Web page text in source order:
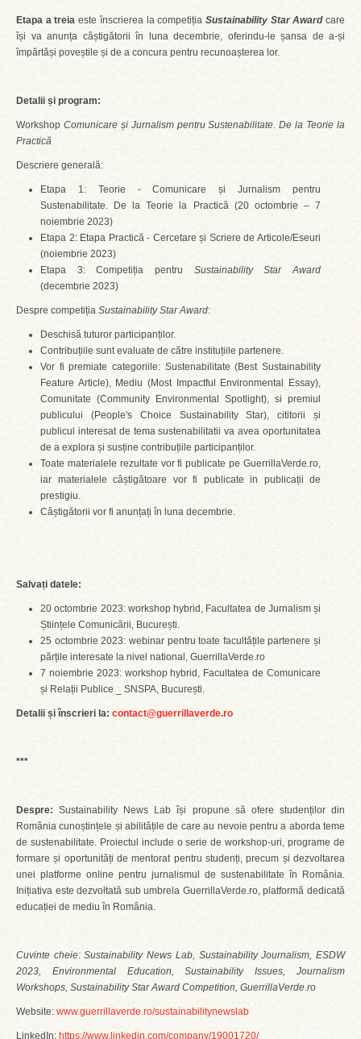
Etapa a treiaeste înscrierea la competiția Sustainability Star Awardcare
își va anunța câștigătorii în luna decembrie, oferindu-le șansa de a-și
împărtăși poveștile și de a concura pentru recunoașterea lor.
Detalii și program:
Workshop Comunicare și Jurnalism pentru Sustenabilitate. De la Teorie la
Practică
Descriere generală:
Etapa 1: Teorie - Comunicare și Jurnalism pentru
Sustenabilitate. De la Teorie la Practică (20 octombrie – 7
noiembrie 2023)
Etapa 2: Etapa Practică - Cercetare și Scriere de Articole/Eseuri
(noiembrie 2023)
Etapa 3: Competiția pentru Sustainability Star Award
(decembrie 2023)
Despre competiția Sustainability Star Award:
Deschisă tuturor participanților.
Contribuțiile sunt evaluate de către instituțiile partenere.
Vor fi premiate categoriile: Sustenabilitate (Best Sustainability
Feature Article), Mediu (Most Impactful Environmental Essay),
Comunitate (Community Environmental Spotlight), si premiul
publicului (People's Choice Sustainability Star), cititorii și
publicul interesat de tema sustenabilitatii va avea oportunitatea
de a explora și susține contribuțiile participanților.
Toate materialele rezultate vor fi publicate pe GuerrillaVerde.ro,
iar materialele câștigătoare vor fi publicate in publicații de
prestigiu.
Câștigătorii vor fi anunțați în luna decembrie.
Salvați datele:
20 octombrie 2023: workshop hybrid, Facultatea de Jurnalism și
Științele Comunicării, București.
25 octombrie 2023: webinar pentru toate facultățile partenere și
părțile interesate la nivel national, GuerrillaVerde.ro
7 noiembrie 2023: workshop hybrid, Facultatea de Comunicare
și Relații Publice _ SNSPA, București.
Detalii și înscrieri la: contact@guerrillaverde.ro
***
Despre:Sustainability News Lab își propune să ofere studenților din
România cunoștințele și abilitățile de care au nevoie pentru a aborda teme
de sustenabilitate. Proiectul include o serie de workshop-uri, programe de
formare și oportunități de mentorat pentru studenți, precum și dezvoltarea
unei platforme online pentru jurnalismul de sustenabilitate în România.
Inițiativa este dezvoltată sub umbrela GuerrillaVerde.ro, platformă dedicată
educației de mediu în România.
Cuvinte cheie: Sustainability News Lab, Sustainability Journalism, ESDW
2023, Environmental Education, Sustainability Issues, Journalism
Workshops, Sustainability Star Award Competition, GuerrillaVerde.ro
Website: www.guerrillaverde.ro/sustainabilitynewslab
LinkedIn: https://www.linkedin.com/company/19001720/